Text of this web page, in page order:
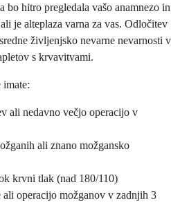
bo hitro pregledala vašo anamnezo in
je alteplaza varna za vas. Odločitev
življenjsko nevarne nevarnosti v
s krvavitvami.
imate:
ali nedavno večjo operacijo v
ali znano možgansko
krvni tlak (nad 180/110)
operacijo možganov v zadnjih 3